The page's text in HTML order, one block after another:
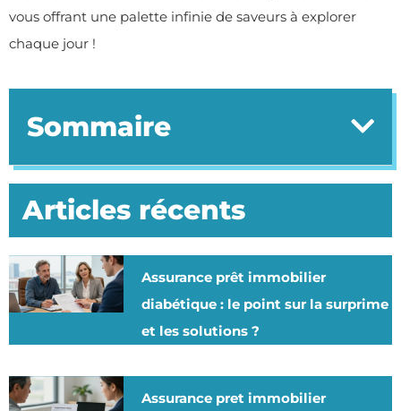
vous offrant une palette infinie de saveurs à explorer
chaque jour !
Sommaire
Articles récents
Assurance prêt immobilier
diabétique : le point sur la surprime
et les solutions ?
Assurance pret immobilier